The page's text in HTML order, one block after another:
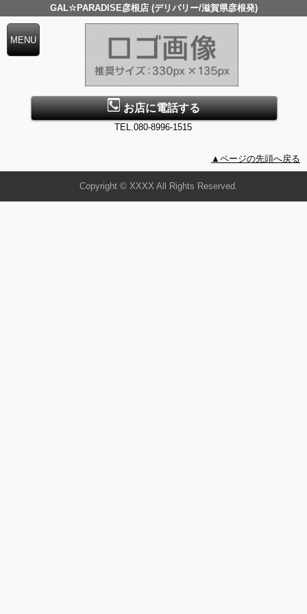
GAL☆PARADISE彦根店 (デリバリー/滋賀県彦根発)
お店に電話する
TEL.080-8996-1515
▲ページの先頭へ戻る
Copyright © XXXX All Rights Reserved.